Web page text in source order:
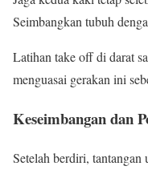
Seimbangkan tubuh
Latihan take off di darat
menguasai gerakan ini
Keseimbangan dan
Setelah berdiri, tantangan